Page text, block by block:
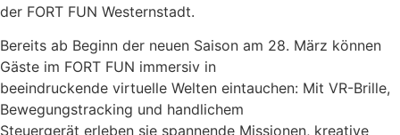
der FORT FUN Westernstadt.
Bereits ab Beginn der neuen Saison am 28. März können
Gäste im FORT FUN immersiv in
beeindruckende virtuelle Welten eintauchen: Mit VR-Brille,
Bewegungstracking und handlichem
Steuergerät erleben sie spannende Missionen, kreative